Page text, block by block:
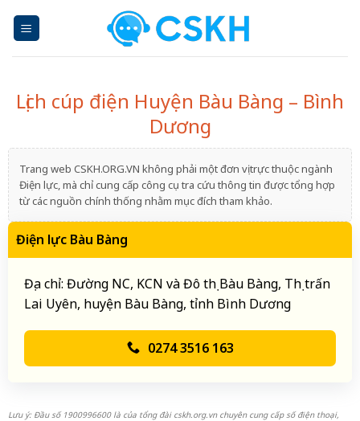
Lịch cúp điện Huyện Bàu Bàng – Bình
Dương
Trang web CSKH.ORG.VN không phải một đơn vị trực thuộc ngành
Điện lực, mà chỉ cung cấp công cụ tra cứu thông tin được tổng hợp
từ các nguồn chính thống nhằm mục đích tham khảo.
Điện lực Bàu Bàng
Địa chỉ: Đường NC, KCN và Đô thị Bàu Bàng, Thị trấn
Lai Uyên, huyện Bàu Bàng, tỉnh Bình Dương
0274 3516 163
Lưu ý: Đầu số 1900996600 là của tổng đài cskh.org.vn chuyên cung cấp số điện thoại,